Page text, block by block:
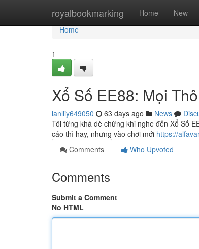
royalbookmarking Home New
Home
Home
1
Xổ Số EE88: Mọi
ianliiy649050 63 days ago News
Tôi từng khá dè chừng khi nghe đến Xổ Số
cáo thì hay, nhưng vào chơi mới https://
Comments
Who Upvoted
Comments
Submit a Comment
No HTML